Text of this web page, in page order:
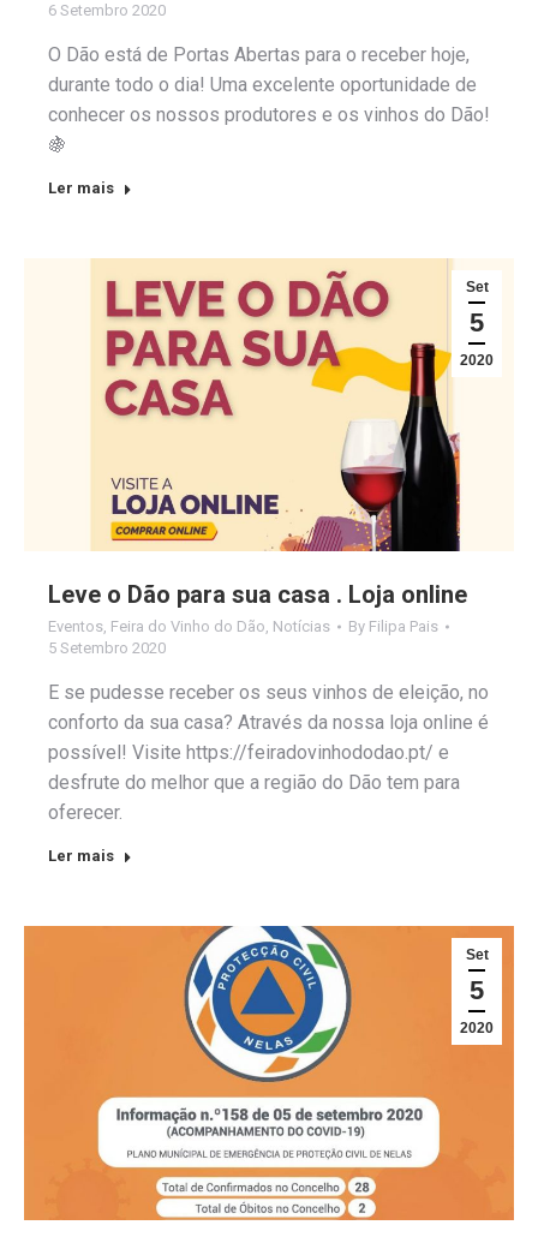
6 Setembro 2020
O Dão está de Portas Abertas para o receber hoje,
durante todo o dia! Uma excelente oportunidade de
conhecer os nossos produtores e os vinhos do Dão!
🍇
Ler mais
Set
5
2020
Leve o Dão para sua casa . Loja online
Eventos, Feira do Vinho do Dão, Notícias By Filipa Pais
5 Setembro 2020
E se pudesse receber os seus vinhos de eleição, no
conforto da sua casa? Através da nossa loja online é
possível! Visite https://feiradovinhododao.pt/ e
desfrute do melhor que a região do Dão tem para
oferecer.
Ler mais
Set
5
2020